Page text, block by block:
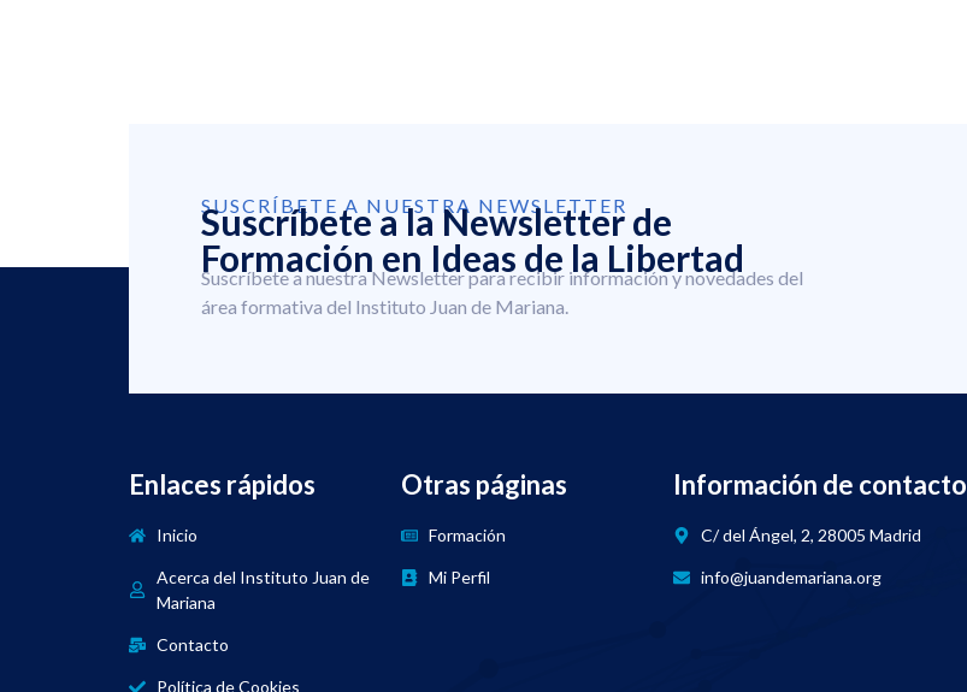
SUSCRÍBETE A NUESTRA NEWSLETTER
Suscríbete a la Newsletter de
Formación en Ideas de la Libertad
Suscríbete a nuestra Newsletter para recibir información y novedades del
área formativa del Instituto Juan de Mariana.
Enlaces rápidos
Inicio
Acerca del Instituto Juan de
Mariana
Contacto
Política de Cookies
Otras páginas
Formación
Mi Perfil
Información de contacto
C/ del Ángel, 2, 28005 Madrid
info@juandemariana.org